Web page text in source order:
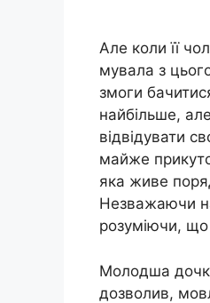
Але коли її
мувала з
змоги
найбільше,
відвідувати
майже
яка живе
Незважаючи на
розуміючи, що
Молодша
дозволив,